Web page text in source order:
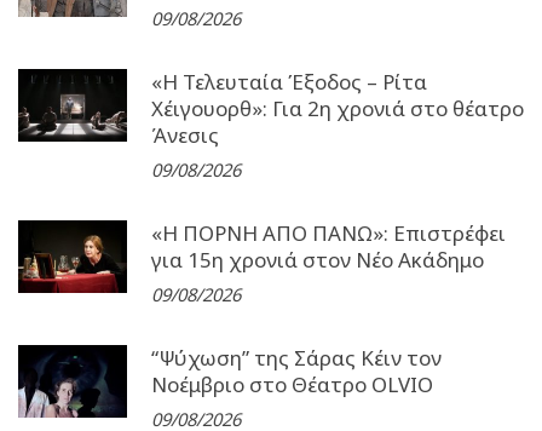
09/08/2026
«Η Τελευταία Έξοδος – Ρίτα
Χέιγουορθ»: Για 2η χρονιά στο θέατρο
Άνεσις
09/08/2026
«Η ΠΟΡΝΗ ΑΠΟ ΠΑΝΩ»: Επιστρέφει
για 15η χρονιά στον Νέο Ακάδημο
09/08/2026
“Ψύχωση” της Σάρας Κέιν τον
Νοέμβριο στο Θέατρο OLVIO
09/08/2026